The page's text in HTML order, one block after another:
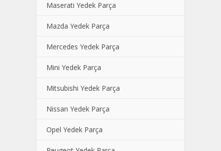
Maserati Yedek Parça
Mazda Yedek Parça
Mercedes Yedek Parça
Mini Yedek Parça
Mitsubishi Yedek Parça
Nissan Yedek Parça
Opel Yedek Parça